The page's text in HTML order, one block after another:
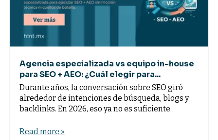
Agencia especializada vs equipo in-house
para SEO + AEO: ¿Cuál elegir para...
Durante años, la conversación sobre SEO giró
alrededor de intenciones de búsqueda, blogs y
backlinks. En 2026, eso ya no es suficiente.
Read more »